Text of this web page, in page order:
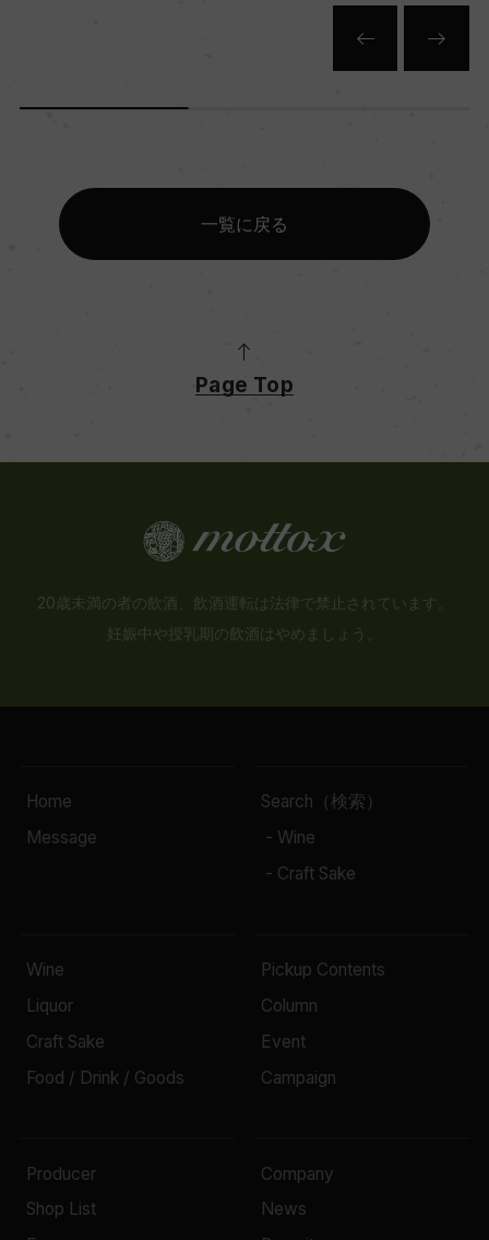
一覧に戻る
Page Top
20歳未満の者の飲酒、飲酒運転は法律で禁止されています。
妊娠中や授乳期の飲酒はやめましょう。
Home
Message
Search（検索）
- Wine
- Craft Sake
Wine
Liquor
Craft Sake
Food / Drink / Goods
Pickup Contents
Column
Event
Campaign
Producer
Shop List
Company
News